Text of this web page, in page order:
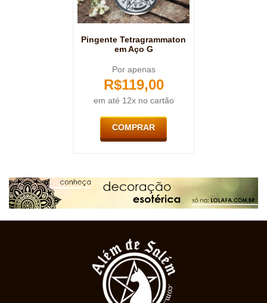
Pingente Tetragrammaton
em Aço G
Por apenas
R$119,00
em até 12x no cartão
COMPRAR